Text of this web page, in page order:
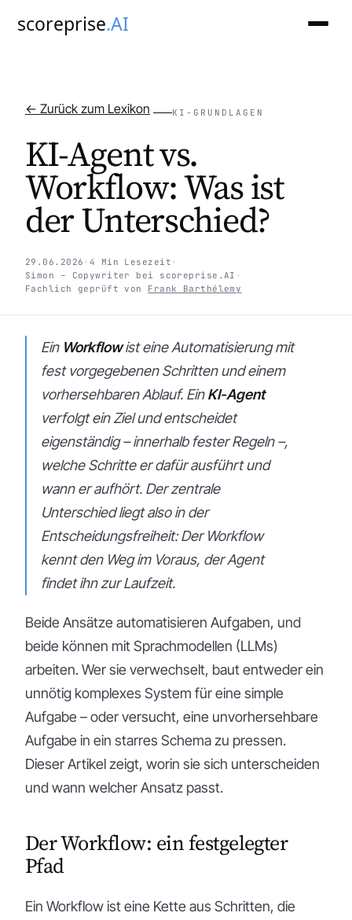
scoreprise.AI
← Zurück zum Lexikon KI-GRUNDLAGEN
KI-Agent vs.
Workflow: Was ist
der Unterschied?
29.06.2026 · 4 Min Lesezeit ·
Simon – Copywriter bei scoreprise.AI ·
Fachlich geprüft von Frank Barthélemy
Ein Workflowist eine Automatisierung mit
fest vorgegebenen Schritten und einem
vorhersehbaren Ablauf. EinKI-Agent
verfolgt ein Ziel und entscheidet
eigenständig – innerhalb fester Regeln –,
welche Schritte er dafür ausführt und
wann er aufhört. Der zentrale
Unterschied liegt also in der
Entscheidungsfreiheit: Der Workflow
kennt den Weg im Voraus, der Agent
findet ihn zur Laufzeit.
Beide Ansätze automatisieren Aufgaben, und
beide können mit Sprachmodellen (LLMs)
arbeiten. Wer sie verwechselt, baut entweder ein
unnötig komplexes System für eine simple
Aufgabe – oder versucht, eine unvorhersehbare
Aufgabe in ein starres Schema zu pressen.
Dieser Artikel zeigt, worin sie sich unterscheiden
und wann welcher Ansatz passt.
Der Workflow: ein festgelegter
Pfad
Ein Workflow ist eine Kette aus Schritten, die